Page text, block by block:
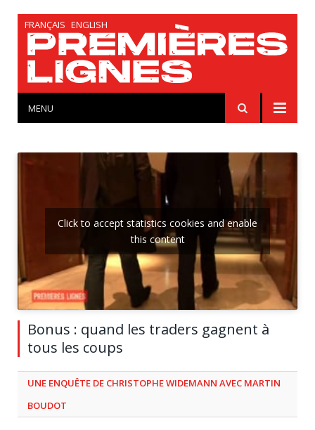
FRANÇAIS ENGLISH
MENU
Click to accept statistics cookies and enable
this content
Bonus : quand les traders gagnent à
tous les coups
UNE ENQUÊTE DE CHRISTOPHE WIDEMANN AVEC MARTIN
BOUDOT